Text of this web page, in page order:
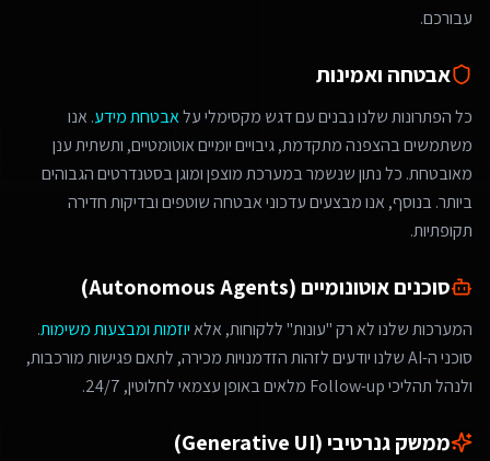
עבורכם.
אבטחה ואמינות
כל הפתרונות שלנו נבנים עם דגש מקסימלי עלאבטחת מידע. אנו
משתמשים בהצפנה מתקדמת, גיבויים יומיים אוטומטיים, ותשתית ענן
מאובטחת. כל נתון שנשמר במערכת מוצפן ומוגן בסטנדרטים הגבוהים
ביותר. בנוסף, אנו מבצעים עדכוני אבטחה שוטפים ובדיקות חדירה
תקופתיות.
סוכנים אוטונומיים (Autonomous Agents)
המערכות שלנו לא רק "עונות" ללקוחות, אלאיוזמות ומבצעות משימות.
סוכני ה-AI שלנו יודעים לזהות הזדמנויות מכירה, לתאם פגישות מורכבות,
ולנהל תהליכי Follow-up מלאים באופן עצמאי לחלוטין, 24/7.
ממשק גנרטיבי (Generative UI)